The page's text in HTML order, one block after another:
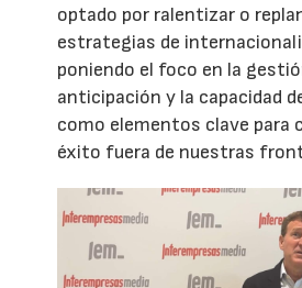
optado por ralentizar o
estrategias de
poniendo el foco en la
anticipación y la capacidad
como elementos clave para
éxito fuera de nuestras